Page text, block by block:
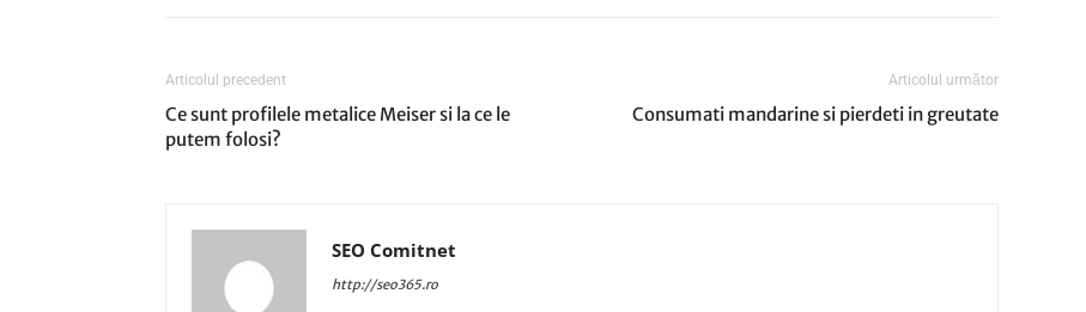
Articolul precedent
Ce sunt profilele metalice Meiser si la ce le
putem folosi?
Articolul următor
Consumati mandarine si pierdeti in greutate
SEO Comitnet
http://seo365.ro